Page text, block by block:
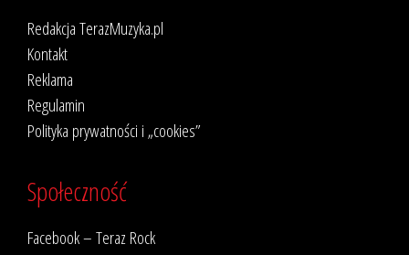
Redakcja TerazMuzyka.pl
Kontakt
Reklama
Regulamin
Polityka prywatności i „cookies”
Społeczność
Facebook – Teraz Rock